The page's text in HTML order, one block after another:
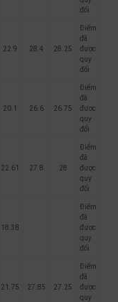
đổi
22.9 28.4 28.25
Điểm
đã
được
quy
đổi
20.1 26.6 26.75
Điểm
đã
được
quy
đổi
22.61 27.8 28
Điểm
đã
được
quy
đổi
18.38
Điểm
đã
được
quy
đổi
21.75 27.85 27.25
Điểm
đã
được
quy